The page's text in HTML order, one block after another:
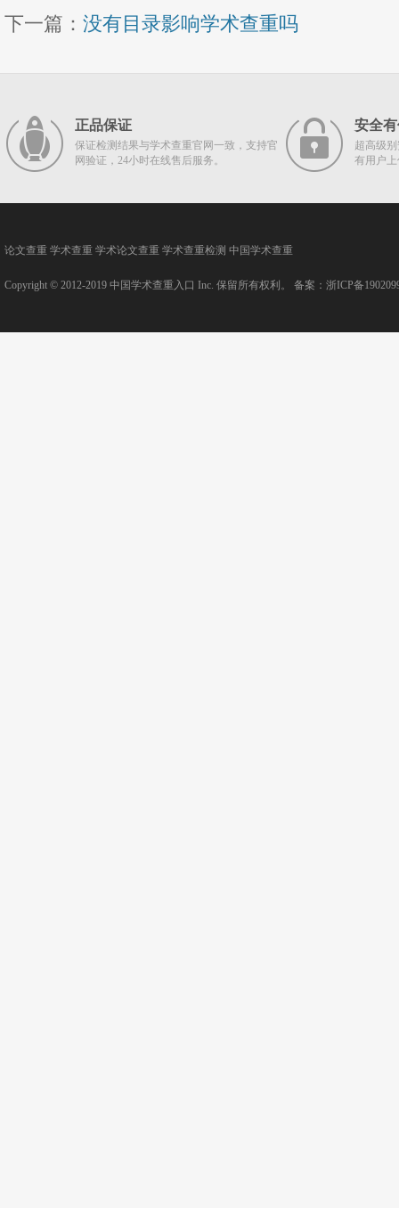
下一篇： 没有目录影响学术查重吗
正品保证
保证检测结果与学术查重官网一致，支持官
网验证，24小时在线售后服务。
安全
超高级
有用户
论文查重 学术查重 学术论文查重 学术查重检测 中国学术查重
Copyright © 2012-2019 中国学术查重入口 Inc. 保留所有权利。 备案： 浙ICP备